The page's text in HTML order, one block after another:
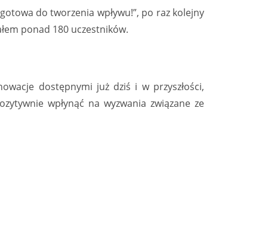
do tworzenia wpływu!”, po raz kolejny
ponad 180 uczestników.
dostępnymi już dziś i w przyszłości,
wpłynąć na wyzwania związane ze